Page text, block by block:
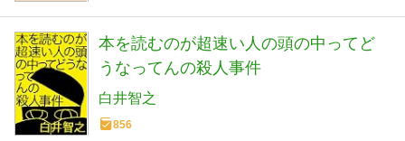
本を読むのが超速い人の頭の中ってど
うなってんの殺人事件
白井智之
856